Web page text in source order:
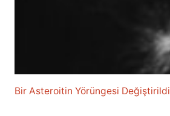
Bir Asteroitin Yörüngesi Değiştirildi